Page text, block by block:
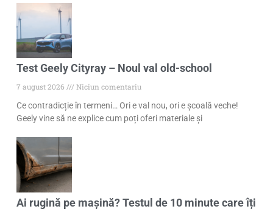
Test Geely Cityray – Noul val old-school
7 august 2026
Niciun comentariu
Ce contradicție în termeni… Ori e val nou, ori e școală veche!
Geely vine să ne explice cum poți oferi materiale și
Ai rugină pe mașină? Testul de 10 minute care îți